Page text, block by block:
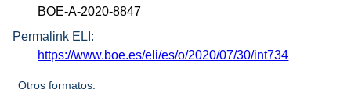
BOE-A-2020-8847
Permalink ELI:
https://www.boe.es/eli/es/o/2020/07/30/int734
Otros formatos: